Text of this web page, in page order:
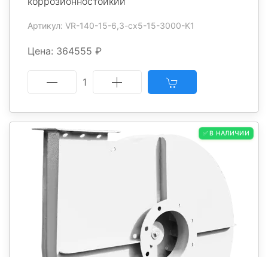
Артикул: VR-140-15-6,3-cx5-15-3000-K1
Цена: 364555 ₽
1
✅ В НАЛИЧИИ